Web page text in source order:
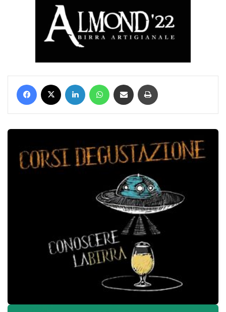
Facebook LinkedIn WhatsApp Condividi via mail